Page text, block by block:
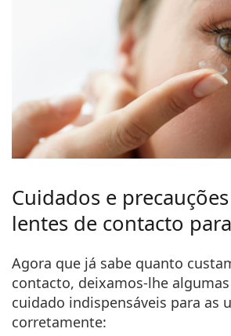
Cuidados e
lentes de contacto
Agora que já sabe quanto
contacto, deixamos-lhe
cuidado indispensáveis para as
corretamente: